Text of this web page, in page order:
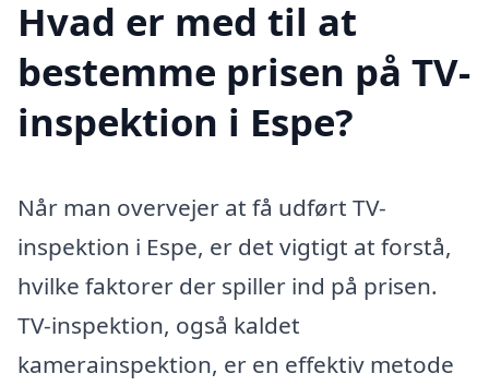
Hvad er med til at
bestemme prisen på TV-
inspektion i Espe?
Når man overvejer at få udført TV-
inspektion i Espe, er det vigtigt at forstå,
hvilke faktorer der spiller ind på prisen.
TV-inspektion, også kaldet
kamerainspektion, er en effektiv metode